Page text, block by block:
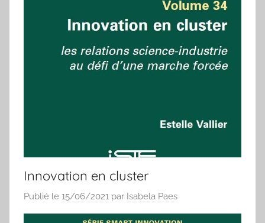
Innovation en cluster
Publié le 15/06/2021 par Isabela Paes